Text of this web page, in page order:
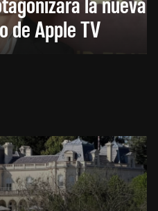
de Apple TV